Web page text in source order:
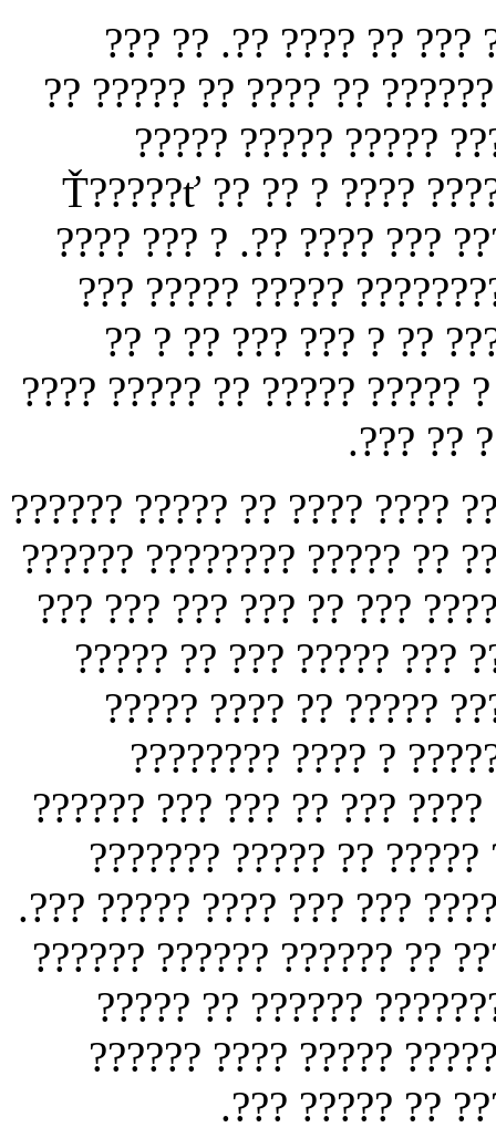
???? ??? ????? ??
????? ?????????? ?? ?
??? ??? ??? ??? ? ??
??????????? ?? ?? ?? ???? ????? ????? ???? ? ?? ?? Ť?????ť
?????? ?? ?? ??? ??????
????? ?? ? ?????? ????
??????? ???? ?????
?????? ????? ?? ????
????
?? ???? ??? ?? ?? ?
?? ? ???? ????? ??? ???
?? ?? ??? ??? ?? ???? ??
?? ??? ?? ? ????? ?
??? ?? ???? ??? ?? ??
??????? ????
???????? ?? ? ?????
??? ?? ????? ?? ?
????? ?????? ??? ?? ? ???
? ?????? ????? ??? ?? ??
??? ? ?????? ??? ??
??????? ????? ??? ?? ?
???? ?? ???